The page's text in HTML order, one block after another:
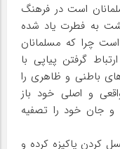
است در فرهنگ
به فطرت یاد شده
چرا که مسلمانان
گرفتن پیاپی با
باطنی و ظاهری را
و اصلی خود باز
جان خود را تصفیه
کردن پاکیزه کرده و